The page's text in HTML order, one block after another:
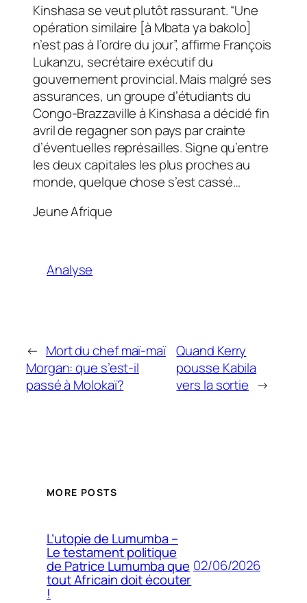
Kinshasa se veut plutôt rassurant. “Une
opération similaire [à Mbata ya bakolo]
n’est pas à l’ordre du jour”, affirme François
Lukanzu, secrétaire exécutif du
gouvernement provincial. Mais malgré ses
assurances, un groupe d’étudiants du
Congo-Brazzaville à Kinshasa a décidé fin
avril de regagner son pays par crainte
d’éventuelles représailles. Signe qu’entre
les deux capitales les plus proches au
monde, quelque chose s’est cassé…
Jeune Afrique
Analyse
← Mort du chef maï-maï
Morgan: que s’est-il
passé à Molokaï?
Quand Kerry
pousse Kabila
vers la sortie →
MORE POSTS
L’utopie de Lumumba –
Le testament politique
de Patrice Lumumba que
tout Africain doit écouter
!
02/06/2026